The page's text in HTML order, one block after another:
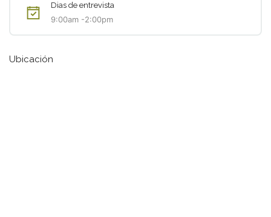
Dias de entrevista
9:00am -2:00pm
Ubicación